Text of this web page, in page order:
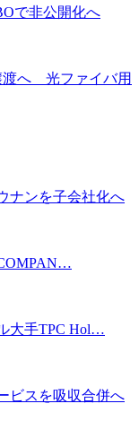
で非公開化へ
渡へ 光ファイバ用
ナンを子会社化へ
大手TPC Hol…
ビスを吸収合併へ